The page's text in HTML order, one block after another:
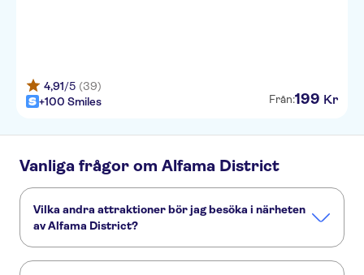
4,91/5 (39)
+100 Smiles
Från:199 Kr
Vanliga frågor om Alfama District
Vilka andra attraktioner bör jag besöka i närheten
av Alfama District?